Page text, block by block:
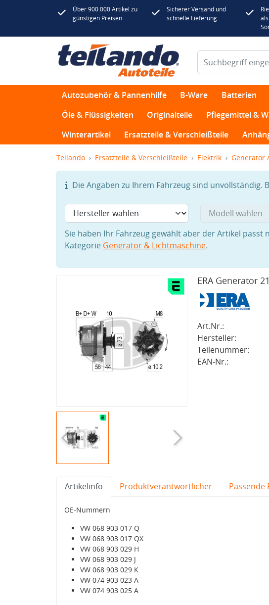
Über 900.000 Artikel zu
günstigen Preisen
Sicherer Versand und
schnelle Lieferung
Autozubehör & Pannenhilfe B-Ware Batterien
Öle & Flüssigkeiten
Originalteile Pflegemittel &
Winterartikel
Ersatzteile & Verschleißteile
Teilando Ersatzteile & Verschleißteile Elektrik Generator
Die Angaben zu Ihrem Fahrzeug sind unvollständig.
Sie haben Ihr Fahrzeug gewählt aber der Artikel passt
Kategorie Generator & Lichtmaschine.
ERA Generator
Art.Nr.:
Hersteller:
Teilenummer:
EAN-Nr.:
Artikelinfo Produktverantwortlicher Passende
OE-Nummern
VW 068 903 017 Q
VW 068 903 017 QX
VW 068 903 029 H
VW 068 903 029 J
VW 068 903 029 K
VW 074 903 023 A
VW 074 903 025 A